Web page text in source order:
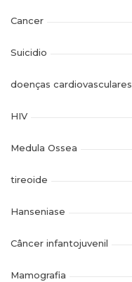
Cancer
Suicidio
doenças cardiovasculares
HIV
Medula Ossea
tireoide
Hanseniase
Câncer infantojuvenil
Mamografia